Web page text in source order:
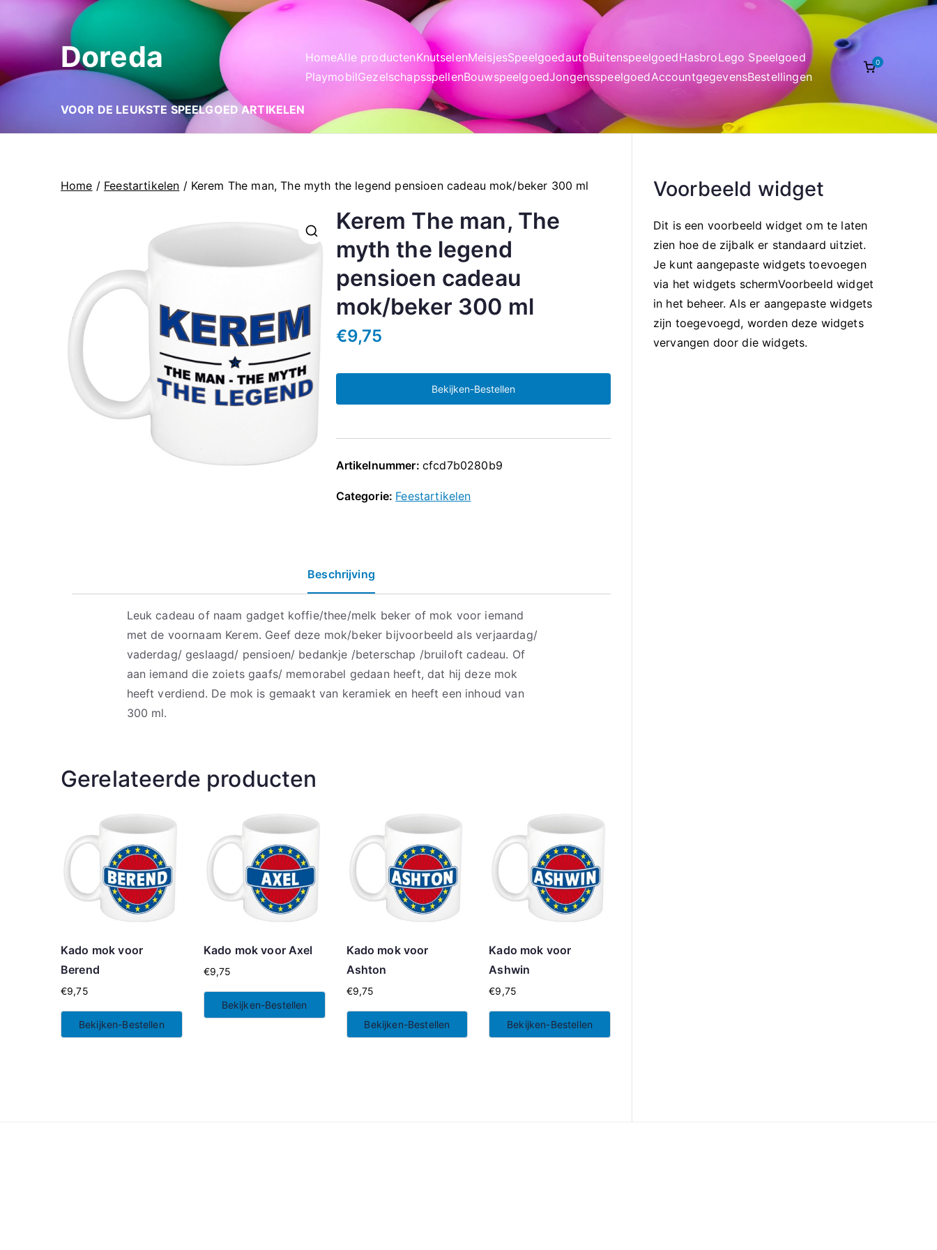
naar
de
inhoud
Doreda
VOOR DE LEUKSTE SPEELGOED ARTIKELEN
HomeAlle productenKnutselenMeisjesSpeelgoedautoBuitenspeelgoedHasbroLego Speelgoed
PlaymobilGezelschapsspellenBouwspeelgoedJongensspeelgoedAccountgegevensBestellingen
0
Home / Feestartikelen / Kerem The man, The myth the legend pensioen cadeau mok/beker 300 ml
🔍
Kerem The man, The
myth the legend
pensioen cadeau
mok/beker 300 ml
€9,75
Bekijken-Bestellen
Artikelnummer: cfcd7b0280b9
Categorie: Feestartikelen
Beschrijving
Leuk cadeau of naam gadget koffie/thee/melk beker of mok voor iemand
met de voornaam Kerem. Geef deze mok/beker bijvoorbeeld als verjaardag/
vaderdag/ geslaagd/ pensioen/ bedankje /beterschap /bruiloft cadeau. Of
aan iemand die zoiets gaafs/ memorabel gedaan heeft, dat hij deze mok
heeft verdiend. De mok is gemaakt van keramiek en heeft een inhoud van
300 ml.
Gerelateerde producten
Kado mok voor
Berend
€9,75
Bekijken-Bestellen
Kado mok voor Axel
€9,75
Bekijken-Bestellen
Kado mok voor
Ashton
€9,75
Bekijken-Bestellen
Kado mok voor
Ashwin
€9,75
Bekijken-Bestellen
Voorbeeld widget
Dit is een voorbeeld widget om te laten
zien hoe de zijbalk er standaard uitziet.
Je kunt aangepaste widgets toevoegen
via het widgets schermVoorbeeld widget
in het beheer. Als er aangepaste widgets
zijn toegevoegd, worden deze widgets
vervangen door die widgets.